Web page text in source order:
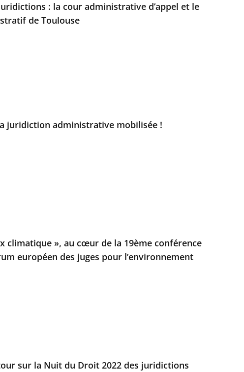
: la cour administrative d’appel et le
de Toulouse
juridiction administrative mobilisée !
climatique », au cœur de la 19ème conférence
européen des juges pour l’environnement
sur la Nuit du Droit 2022 des juridictions